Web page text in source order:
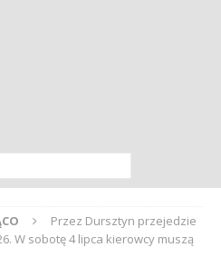
Przez Dursztyn przejedzie
W sobotę 4 lipca kierowcy muszą